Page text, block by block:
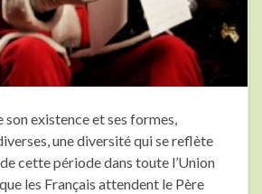
existence et ses formes,
une diversité qui se reflète
cette période dans toute l’Union
les Français attendent le Père